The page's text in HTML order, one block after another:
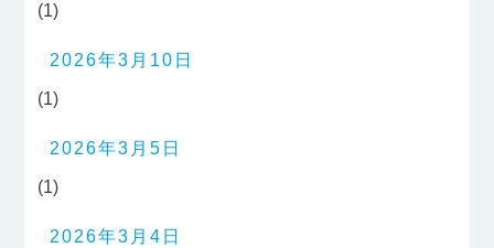
(1)
2026年3月10日
(1)
2026年3月5日
(1)
2026年3月4日